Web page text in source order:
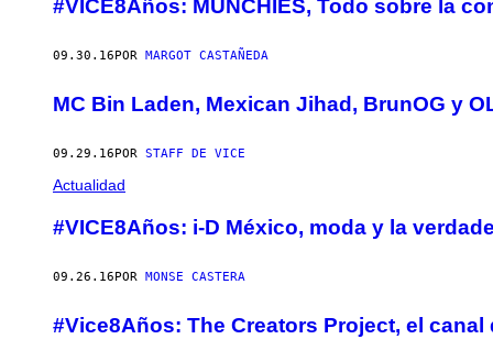
#VICE8Años: MUNCHIES, Todo sobre la
09.30.16POR MARGOT CASTAÑEDA
MC Bin Laden, Mexican Jihad, BrunOG y
09.29.16 POR STAFF DE VICE
Actualidad
#VICE8Años: i-D México, moda y la
09.26.16POR MONSE CASTERA
#Vice8Años: The Creators Project, el